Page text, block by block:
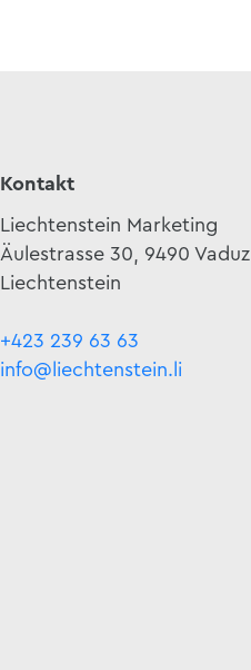
Kontakt
Liechtenstein Marketing
Äulestrasse 30, 9490 Vaduz
Liechtenstein
+423 239 63 63
info@liechtenstein.li